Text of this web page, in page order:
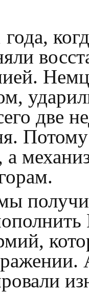
две
Потому
а